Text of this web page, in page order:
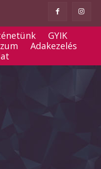
GYIK
Adakezelés